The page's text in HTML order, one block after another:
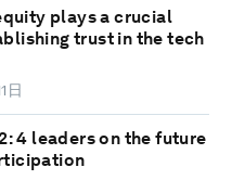
plays a crucial
trust in the tech
日
4 leaders on the future